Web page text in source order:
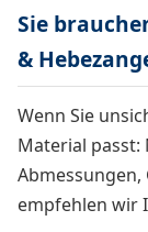
Sie
&
Wenn Sie
Material passt:
Abmessungen,
empfehlen wir